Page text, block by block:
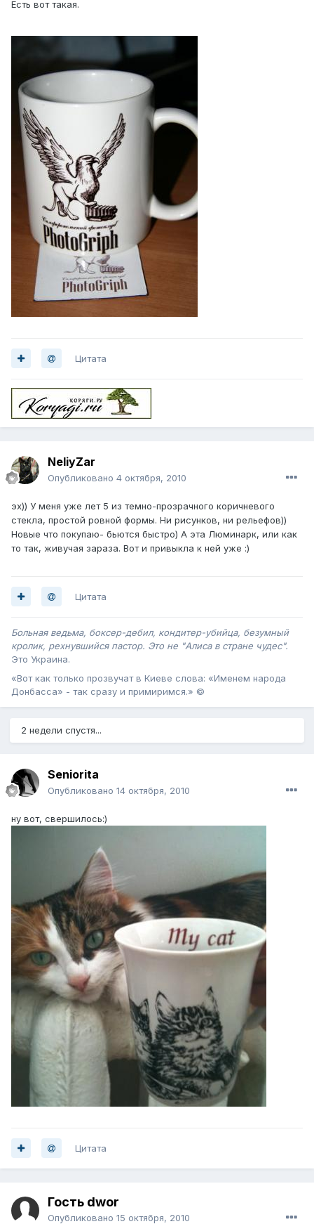
Есть вот такая.
Цитата
NeliyZar
Опубликовано 4 октября, 2010
эх)) У меня уже лет 5 из темно-прозрачного коричневого
стекла, простой ровной формы. Ни рисунков, ни рельефов))
Новые что покупаю- бьются быстро) А эта Люминарк, или как
то так, живучая зараза. Вот и привыкла к ней уже :)
Цитата
Больная ведьма, боксер-дебил, кондитер-убийца, безумный
кролик, рехнувшийся пастор. Это не "Алиса в стране чудес".
Это Украина .
«Вот как только прозвучат в Киеве слова: «Именем народа
Донбасса» - так сразу и примиримся.» ©
2 недели спустя...
Seniorita
Опубликовано 14 октября, 2010
ну вот, свершилось:)
Цитата
Гость dwor
Опубликовано 15 октября, 2010